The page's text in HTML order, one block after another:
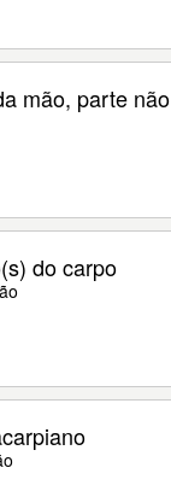
mão, parte não
do carpo